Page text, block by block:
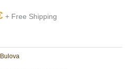
attuale
180,00 €.
+ Free Shipping
Bulova